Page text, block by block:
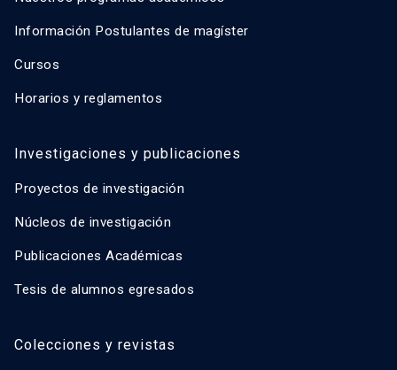
Información Postulantes de magíster
Cursos
Horarios y reglamentos
Investigaciones y publicaciones
Proyectos de investigación
Núcleos de investigación
Publicaciones Académicas
Tesis de alumnos egresados
Colecciones y revistas